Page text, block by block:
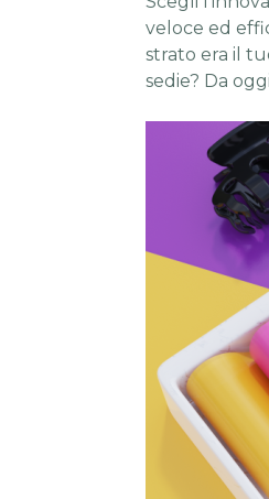
veloce ed
strato era il
sedie? Da